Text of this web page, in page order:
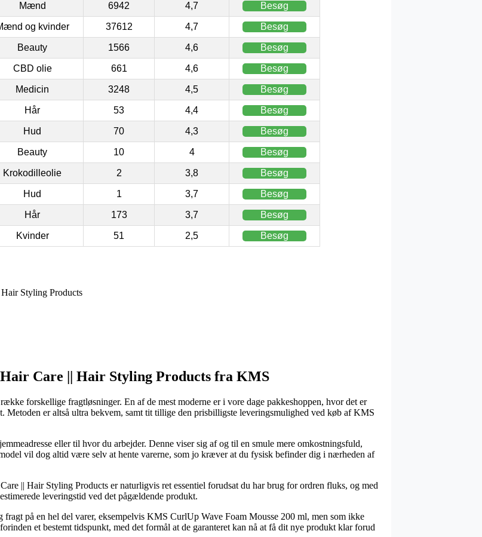
Mænd 6942 4,7 Besøg
og kvinder 37612 4,7 Besøg
Beauty 1566 4,6 Besøg
CBD olie 661 4,6 Besøg
Medicin 3248 4,5 Besøg
Hår 53 4,4 Besøg
Hud 70 4,3 Besøg
Beauty 10 4 Besøg
Krokodilleolie 2 3,8 Besøg
Hud 1 3,7 Besøg
Hår 173 3,7 Besøg
Kvinder 51 2,5 Besøg
Styling Products
Care || Hair Styling Products fra KMS
forskellige fragtløsninger. En af de mest moderne er i vore dage pakkeshoppen, hvor det er
Metoden er altså ultra bekvem, samt tit tillige den prisbilligste leveringsmulighed ved køb af KMS
eller til hvor du arbejder. Denne viser sig af og til en smule mere omkostningsfuld,
vil dog altid være selv at hente varerne, som jo kræver at du fysisk befinder dig i nærheden af
|| Hair Styling Products er naturligvis ret essentiel forudsat du har brug for ordren fluks, og med
leveringstid ved det pågældende produkt.
fragt på en hel del varer, eksempelvis KMS CurlUp Wave Foam Mousse 200 ml, men som ikke
et bestemt tidspunkt, med det formål at de garanteret kan nå at få dit nye produkt klar forud